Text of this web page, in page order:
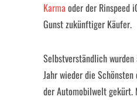
Karma oder der Rinspeed
Gunst zukünftiger Käufer.
Selbstverständlich wurden
Jahr wieder die Schönsten
der Automobilwelt gekürt.